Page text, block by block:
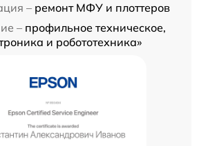
– ремонт МФУ и плоттеров
– профильное техническое,
и робототехника»